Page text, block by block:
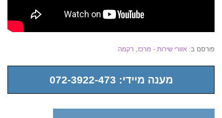
פורסם ב: אזורי שירות - מרכז רקמה
מענה מיידי: 072-3922-473